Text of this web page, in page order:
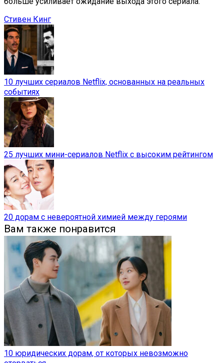
Стивен Кинг
10 лучших сериалов Netflix, основанных на реальных
событиях
25 лучших мини-сериалов Netflix с высоким рейтингом
20 дорам с невероятной химией между героями
Вам также понравится
10 юридических дорам, от которых невозможно